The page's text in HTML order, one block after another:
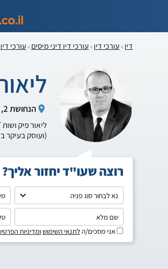
דין עורכי דין עורכי דין דיני מיסים עורכי
הנחושת 2, רמת החייל , תל אביב (אזור המרכז)
ליאור פיק
(ועוסק בעיקר
רוצה שעו"ד יחזור אליך?
אני מסכים/הלתנאי השימושומדיניות